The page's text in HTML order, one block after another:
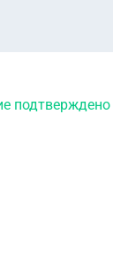
подтверждено